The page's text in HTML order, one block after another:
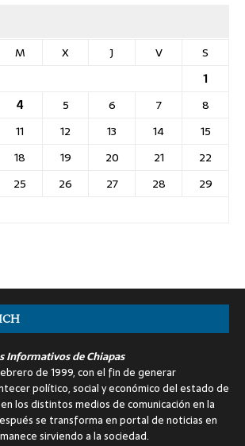
M X J V
S
1
4 5 6 7
8
11 12 13 14
15
18 19 20 21
22
25 26 27 28
29
Informativos de Chiapas
de 1999, con el fin de generar
político, social y económico del estado de
los distintos medios de comunicación en la
se transforma en portal de noticias en
sirviendo a la sociedad.